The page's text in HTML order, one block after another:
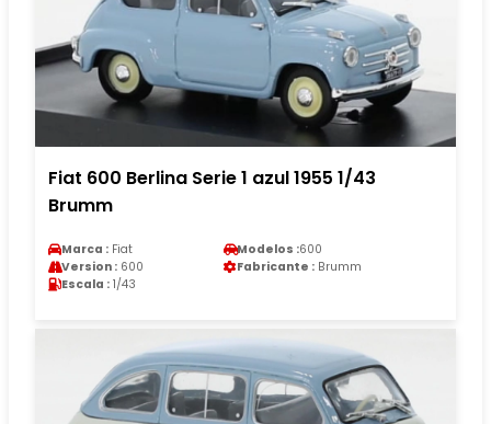
Fiat 600 Berlina Serie 1 azul 1955 1/43
Brumm
Marca : Fiat Modelos :600
Version : 600 Fabricante : Brumm
Escala : 1/43